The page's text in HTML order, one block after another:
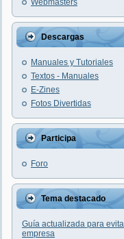
Webmasters
Descargas
Manuales y Tutoriales
Textos - Manuales
E-Zines
Fotos Divertidas
Participa
Foro
Tema destacado
Guía actualizada para
empresa